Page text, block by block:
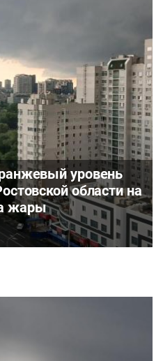
уровень
области на
жары